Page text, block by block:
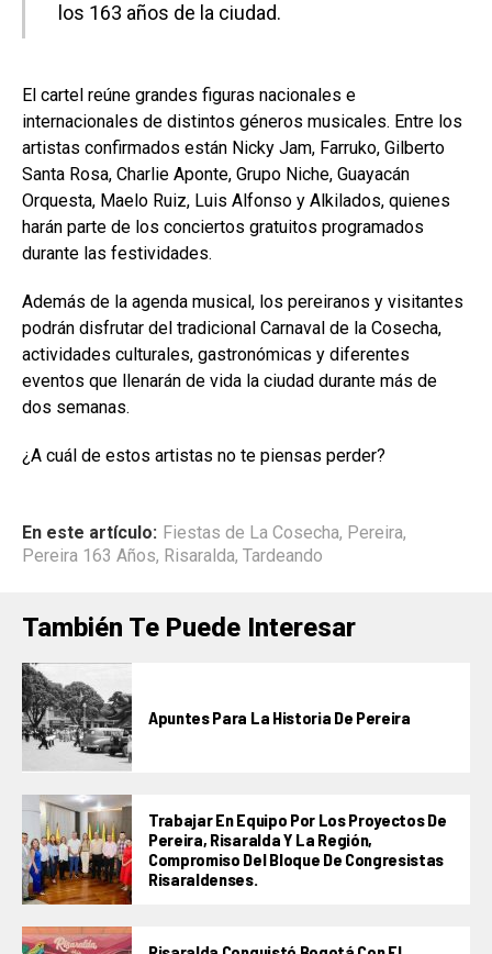
los 163 años de la ciudad.
El cartel reúne grandes figuras nacionales e
internacionales de distintos géneros musicales. Entre los
artistas confirmados están Nicky Jam, Farruko, Gilberto
Santa Rosa, Charlie Aponte, Grupo Niche, Guayacán
Orquesta, Maelo Ruiz, Luis Alfonso y Alkilados, quienes
harán parte de los conciertos gratuitos programados
durante las festividades.
Además de la agenda musical, los pereiranos y visitantes
podrán disfrutar del tradicional Carnaval de la Cosecha,
actividades culturales, gastronómicas y diferentes
eventos que llenarán de vida la ciudad durante más de
dos semanas.
¿A cuál de estos artistas no te piensas perder?
En este artículo: Fiestas de La Cosecha, Pereira,
Pereira 163 Años, Risaralda, Tardeando
También Te Puede Interesar
Apuntes Para La Historia De Pereira
Trabajar En Equipo Por Los Proyectos De
Pereira, Risaralda Y La Región,
Compromiso Del Bloque De Congresistas
Risaraldenses.